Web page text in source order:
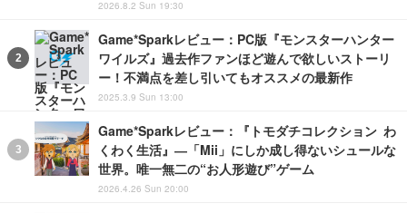
2026.8.2 Sun 19:30
Game*Sparkレビュー：PC版『モンスターハンター
ワイルズ』過去作ファンほど遊んで欲しいストーリ
ー！不満点を差し引いてもオススメの最新作
2025.3.9 Sun 13:00
Game*Sparkレビュー：『トモダチコレクション わ
くわく生活』―「Mii」にしか成し得ないシュールな
世界。唯一無二の“お人形遊び”ゲーム
2026.4.26 Sun 20:00